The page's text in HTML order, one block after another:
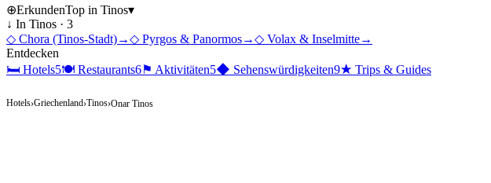
⊕ErkundenTop in Tinos▾
↓ In Tinos · 3
◇ Chora (Tinos-Stadt)→◇ Pyrgos & Panormos→◇ Volax & Inselmitte→
Entdecken
🛏 Hotels5🍽 Restaurants6⚑ Aktivitäten5◆ Sehenswürdigkeiten9★ Trips & Guides
Hotels›Griechenland›Tinos›Onar Tinos